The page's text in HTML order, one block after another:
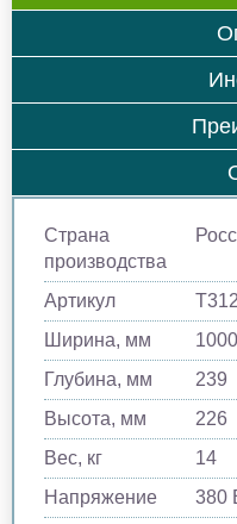
Страна
производства
Артикул
Ширина, мм
1000
Глубина, мм
239
Высота, мм
226
Вес, кг
14
Напряжение
380